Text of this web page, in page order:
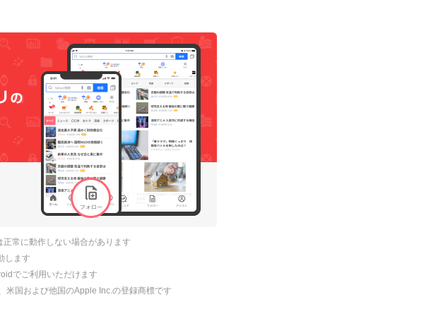
常に動作しない場合があります
します
でご利用いただけます
国および他国のApple Inc.の登録商標です